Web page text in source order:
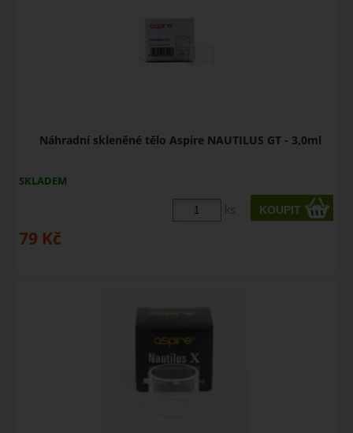
Náhradní skleněné tělo Aspire NAUTILUS GT - 3,0ml
SKLADEM
ks
79 Kč